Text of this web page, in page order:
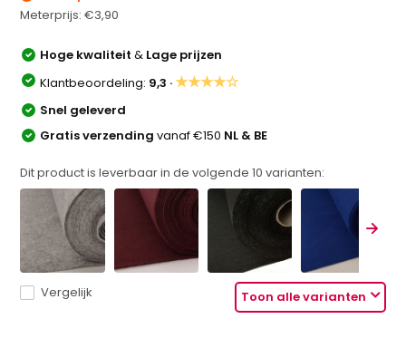
Meterprijs:€3,90
Hoge kwaliteit& Lage prijzen
Klantbeoordeling: 9,3 ·★★★★☆
Snel geleverd
Gratis verzendingvanaf €150 NL & BE
Dit product is leverbaar in de volgende10 varianten:
Toon alle varianten
Vergelijk